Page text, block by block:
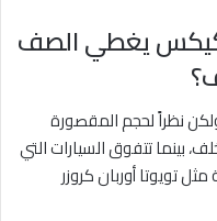
يغطي الصف
نظراً لحجم المقصورة
بينما تتفوق السيارات التي
تويوتا أوربان كروزر